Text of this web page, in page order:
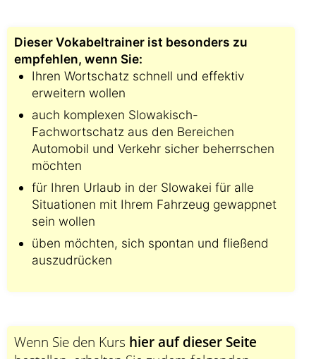
Dieser Vokabeltrainer ist besonders zu
empfehlen, wenn Sie:
Ihren Wortschatz schnell und effektiv
erweitern wollen
auch komplexen Slowakisch-
Fachwortschatz aus den Bereichen
Automobil und Verkehr sicher beherrschen
möchten
für Ihren Urlaub in der Slowakei für alle
Situationen mit Ihrem Fahrzeug gewappnet
sein wollen
üben möchten, sich spontan und fließend
auszudrücken
Wenn Sie den Kurs hier auf dieser Seite